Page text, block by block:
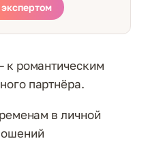
к романтическим
партнёра.
в личной